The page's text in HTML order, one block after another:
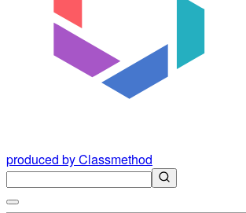
produced by Classmethod